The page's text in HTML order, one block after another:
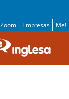
Zoom Empresas Me!